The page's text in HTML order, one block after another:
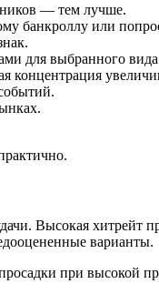
— тем лучше.
банкроллу или
для выбранного вида
концентрация
Высокая хитрейт
варианты.
при высокой